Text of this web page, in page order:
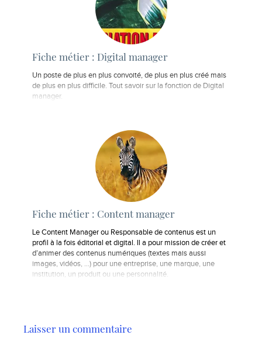
Fiche métier : Digital manager
Un poste de plus en plus convoité, de plus en plus créé mais
de plus en plus difficile. Tout savoir sur la fonction de Digital
manager.
Fiche métier : Content manager
Le Content Manager ou Responsable de contenus est un
profil à la fois éditorial et digital. Il a pour mission de créer et
d’animer des contenus numériques (textes mais aussi
images, vidéos, …) pour une entreprise, une marque, une
institution, un produit ou une personnalité.
Laisser un commentaire